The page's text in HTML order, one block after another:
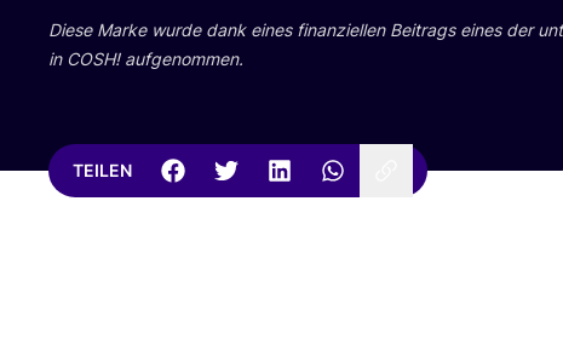
Die­se Mar­ke wur­de dank eines finan­zi­el­len Bei­trags eines der
in COSH! aufgenommen.
TEILEN